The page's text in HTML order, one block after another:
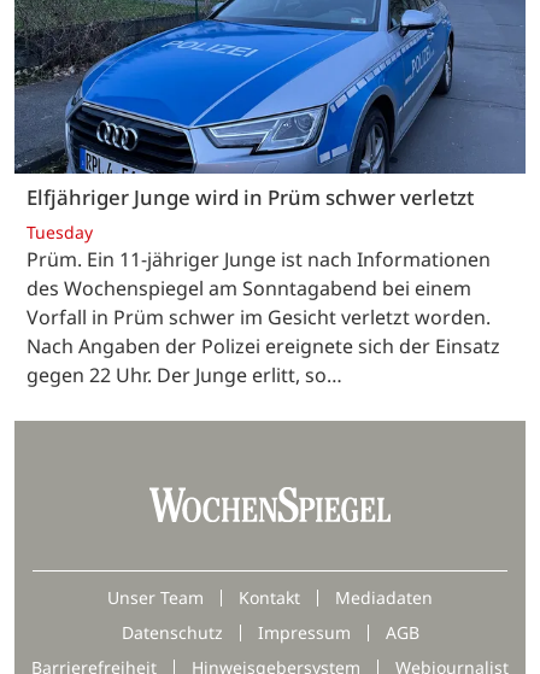
Elfjähriger Junge wird in Prüm schwer verletzt
Tuesday
Prüm. Ein 11-jähriger Junge ist nach Informationen
des Wochenspiegel am Sonntagabend bei einem
Vorfall in Prüm schwer im Gesicht verletzt worden.
Nach Angaben der Polizei ereignete sich der Einsatz
gegen 22 Uhr. Der Junge erlitt, so…
Unser Team Kontakt
Mediadaten
Datenschutz
Impressum
AGB
Barrierefreiheit
Hinweisgebersystem Webjournalist